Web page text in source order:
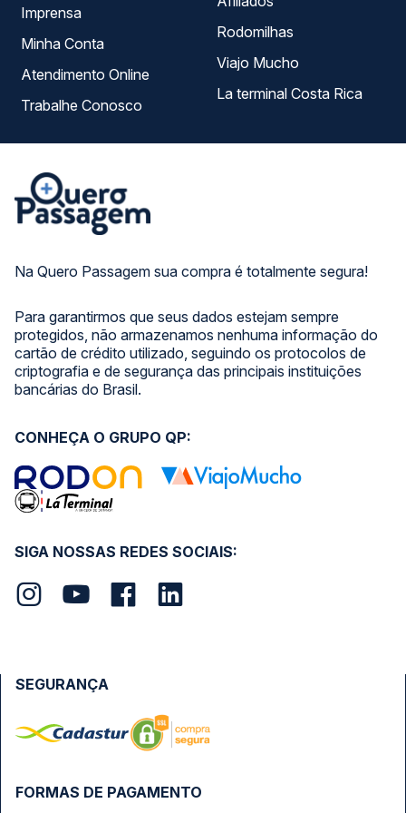
Na Quero Passagem sua compra é totalmente segura!
Para garantirmos que seus dados estejam sempre
protegidos, não armazenamos nenhuma informação do
cartão de crédito utilizado, seguindo os protocolos de
criptografia e de segurança das principais instituições
bancárias do Brasil.
Imprensa
Minha Conta
Atendimento Online
Trabalhe Conosco
Rodomilhas
Viajo Mucho
La terminal Costa Rica
SIGA NOSSAS REDES SOCIAIS:
CONHEÇA O GRUPO QP:
FORMAS DE PAGAMENTO
SEGURANÇA